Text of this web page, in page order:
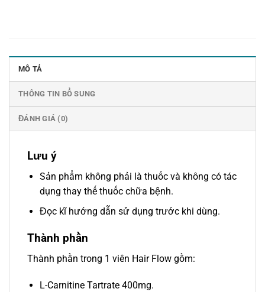
MÔ TẢ
THÔNG TIN BỔ SUNG
ĐÁNH GIÁ (0)
Lưu ý
Sản phẩm không phải là thuốc và không có tác
dụng thay thế thuốc chữa bệnh.
Đọc kĩ hướng dẫn sử dụng trước khi dùng.
Thành phần
Thành phần trong 1 viên Hair Flow gồm:
L-Carnitine Tartrate 400mg.